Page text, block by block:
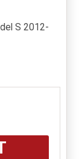
S 2012-